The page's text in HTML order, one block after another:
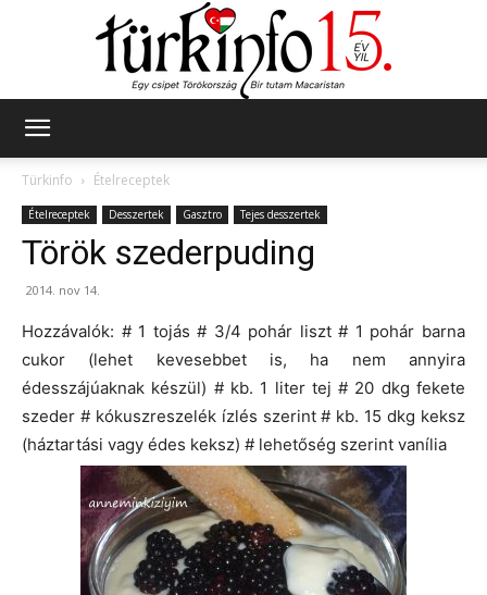
Türkinfo
Ételreceptek
Ételreceptek Desszertek Gasztro Tejes desszertek
Török szederpuding
2014. nov 14.
Hozzávalók: # 1 tojás # 3/4 pohár liszt # 1 pohár barna
cukor (lehet kevesebbet is, ha nem annyira
édesszájúaknak készül) # kb. 1 liter tej # 20 dkg fekete
szeder # kókuszreszelék ízlés szerint # kb. 15 dkg keksz
(háztartási vagy édes keksz) # lehetőség szerint vanília